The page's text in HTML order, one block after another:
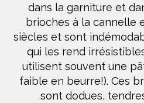
dans la garniture et
brioches à la cannelle
siècles et sont
qui les rend
utilisent souvent une
faible en beurre!). Ces
sont dodues,